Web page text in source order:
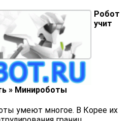
Робот
учит
» Минироботы
умеют многое. В Корее их